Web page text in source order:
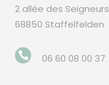
2 allée des Seigneurs
68850 Staffelfelden
06 60 08 00 37